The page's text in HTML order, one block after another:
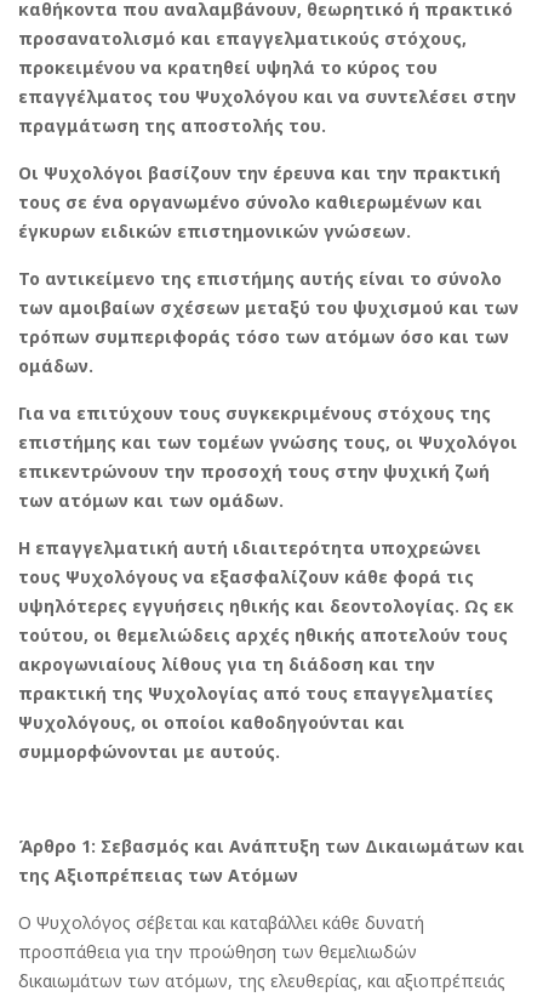
καθήκοντα που αναλαμβάνουν, θεωρητικό ή πρακτικό
προσανατολισμό και επαγγελματικούς στόχους,
προκειμένου να κρατηθεί υψηλά το κύρος του
επαγγέλματος του Ψυχολόγου και να συντελέσει στην
πραγμάτωση της αποστολής του.
Οι Ψυχολόγοι βασίζουν την έρευνα και την πρακτική
τους σε ένα οργανωμένο σύνολο καθιερωμένων και
έγκυρων ειδικών επιστημονικών γνώσεων.
Το αντικείμενο της επιστήμης αυτής είναι το σύνολο
των αμοιβαίων σχέσεων μεταξύ του ψυχισμού και των
τρόπων συμπεριφοράς τόσο των ατόμων όσο και των
ομάδων.
Για να επιτύχουν τους συγκεκριμένους στόχους της
επιστήμης και των τομέων γνώσης τους, οι Ψυχολόγοι
επικεντρώνουν την προσοχή τους στην ψυχική ζωή
των ατόμων και των ομάδων.
Η επαγγελματική αυτή ιδιαιτερότητα υποχρεώνει
τους Ψυχολόγους να εξασφαλίζουν κάθε φορά τις
υψηλότερες εγγυήσεις ηθικής και δεοντολογίας. Ως εκ
τούτου, οι θεμελιώδεις αρχές ηθικής αποτελούν τους
ακρογωνιαίους λίθους για τη διάδοση και την
πρακτική της Ψυχολογίας από τους επαγγελματίες
Ψυχολόγους, οι οποίοι καθοδηγούνται και
συμμορφώνονται με αυτούς.
Άρθρο 1: Σεβασμός και Ανάπτυξη των Δικαιωμάτων και
της Αξιοπρέπειας των Ατόμων
Ο Ψυχολόγος σέβεται και καταβάλλει κάθε δυνατή
προσπάθεια για την προώθηση των θεμελιωδών
δικαιωμάτων των ατόμων, της ελευθερίας, και αξιοπρέπειάς